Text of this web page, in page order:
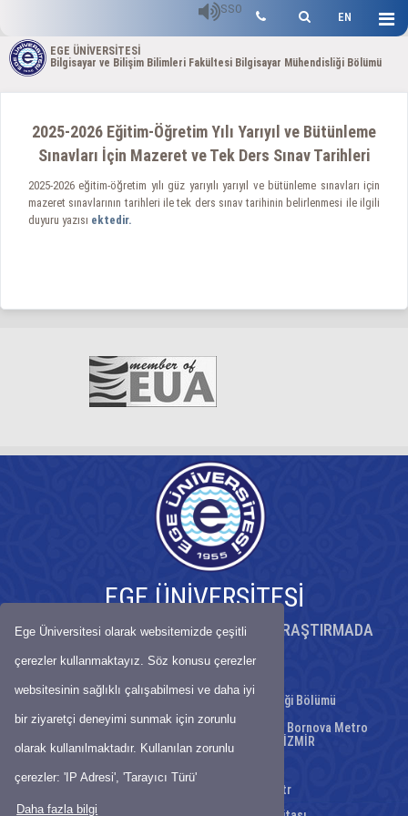
Ege Üniversitesi olarak websitemizde çeşitli
çerezler kullanmaktayız. Söz konusu çerezler
websitesinin sağlıklı çalışabilmesi ve daha iyi
bir ziyaretçi deneyimi sunmak için zorunlu
olarak kullanılmaktadır. Kullanılan zorunlu
çerezler: 'IP Adresi', 'Tarayıcı Türü'
Daha fazla bilgi
EN
SSO
EGE ÜNİVERSİTESİ
Bilgisayar ve Bilişim Bilimleri Fakültesi Bilgisayar Mühendisliği Bölümü
2025-2026 Eğitim-Öğretim Yılı Yarıyıl ve Bütünleme
Sınavları İçin Mazeret ve Tek Ders Sınav Tarihleri
2025-2026 eğitim-öğretim yılı güz yarıyılı yarıyıl ve bütünleme sınavları için
mazeret sınavlarının tarihleri ile tek ders sınav tarihinin belirlenmesi ile ilgili
duyuru yazısı ektedir.
EGE ÜNİVERSİTESİ
KÖKLÜ BİRİKİMİYLE BİLİMDE ÖNCÜ, ARAŞTIRMADA
Ege Üniversitesi Bilgisayar Mühendisliği Bölümü
Kazımdirik Mahallesi, Üniversite Cad. No:9/17, Bornova Metro
İstasyonu Karşısı, 35100 Bornova / İZMİR
bilmuh@mail.ege.edu.tr